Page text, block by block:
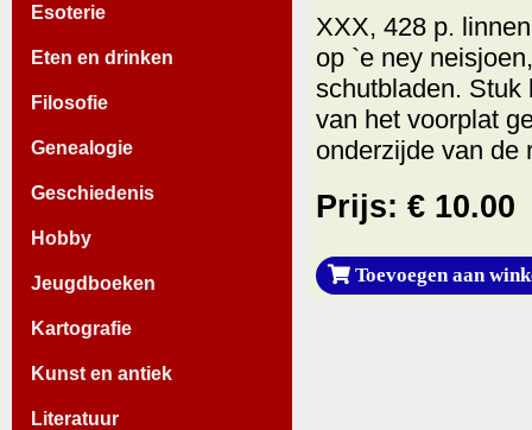
Esoterie
Eten en drinken
Filosofie
Genealogie
Geschiedenis
Hobby
Jeugdboeken
Kartografie
Kunst en antiek
Literatuur
XXX, 428 p.
op `e ney
schutbladen. Stuk
van het voorplat
onderzijde van de
Prijs: € 10.00
Toevoegen aan